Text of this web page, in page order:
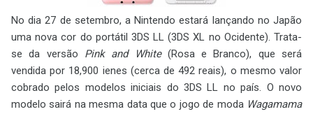
No dia 27 de setembro, a Nintendo estará lançando no Japão
uma nova cor do portátil 3DS LL (3DS XL no Ocidente). Trata-
se da versão Pink and White(Rosa e Branco), que será
vendida por 18,900 ienes (cerca de 492 reais), o mesmo valor
cobrado pelos modelos iniciais do 3DS LL no país. O novo
modelo sairá na mesma data que o jogo de moda Wagamama